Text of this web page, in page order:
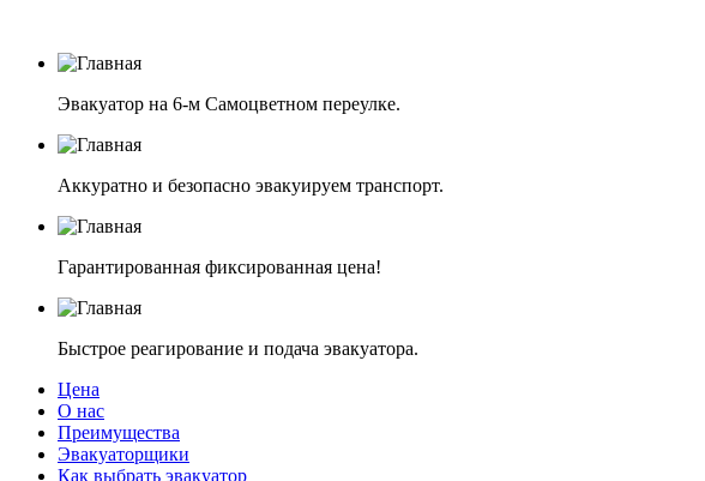
Эвакуатор на 6-м Самоцветном переулке.
Аккуратно и безопасно эвакуируем транспорт.
Гарантированная фиксированная цена!
Быстрое реагирование и подача эвакуатора.
Цена
О нас
Преимущества
Эвакуаторщики
Как выбрать эвакуатор